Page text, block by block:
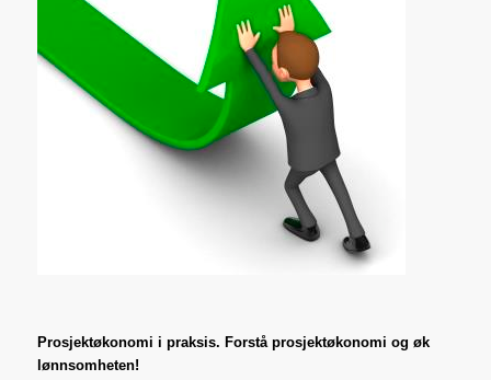
Prosjektøkonomi i praksis. Forstå prosjektøkonomi og øk
lønnsomheten!